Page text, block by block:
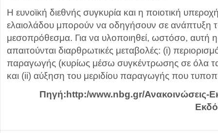
Η ευνοϊκή διεθνής συγκυρία και η ποιοτική
ελαιολάδου μπορούν να οδηγήσουν σε ανάπτυξη
μεσοπρόθεσμα. Για να υλοποιηθεί, ωστόσο, αυτή
απαιτούνται διαρθρωτικές μεταβολές: (i)
παραγωγής (κυρίως μέσω συγκέντρωσης σε όλα
και (ii) αύξηση του μεριδίου παραγωγής που
Πηγή:http:/www.nbg.gr/Ανακοινώσεις-